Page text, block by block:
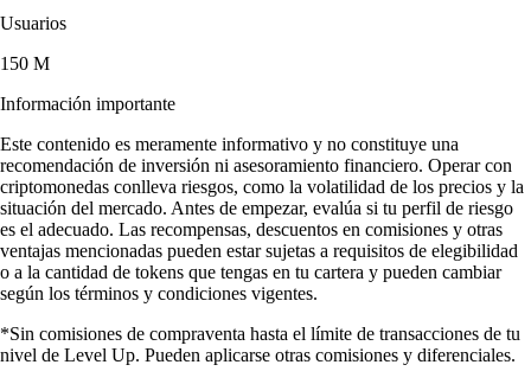
Usuarios
150 M
Información importante
Este contenido es meramente informativo y no constituye una
recomendación de inversión ni asesoramiento financiero. Operar con
criptomonedas conlleva riesgos, como la volatilidad de los precios y la
situación del mercado. Antes de empezar, evalúa si tu perfil de riesgo
es el adecuado. Las recompensas, descuentos en comisiones y otras
ventajas mencionadas pueden estar sujetas a requisitos de elegibilidad
o a la cantidad de tokens que tengas en tu cartera y pueden cambiar
según los términos y condiciones vigentes.
*Sin comisiones de compraventa hasta el límite de transacciones de tu
nivel de Level Up. Pueden aplicarse otras comisiones y diferenciales.